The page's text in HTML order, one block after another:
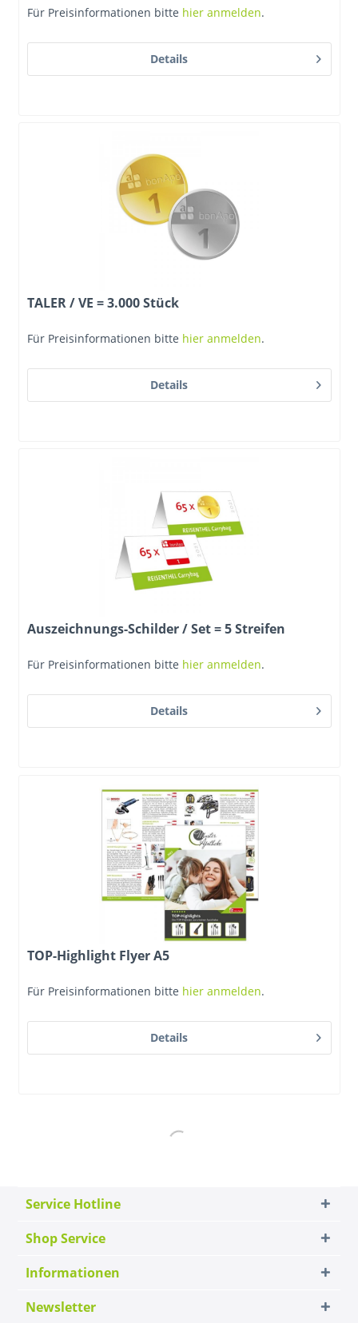
Für Preisinformationen bitte hier anmelden.
Details
TALER / VE = 3.000 Stück
Für Preisinformationen bitte hier anmelden.
Details
Auszeichnungs-Schilder / Set = 5 Streifen
Für Preisinformationen bitte hier anmelden.
Details
TOP-Highlight Flyer A5
Für Preisinformationen bitte hier anmelden.
Details
Service Hotline
Shop Service
Informationen
Newsletter